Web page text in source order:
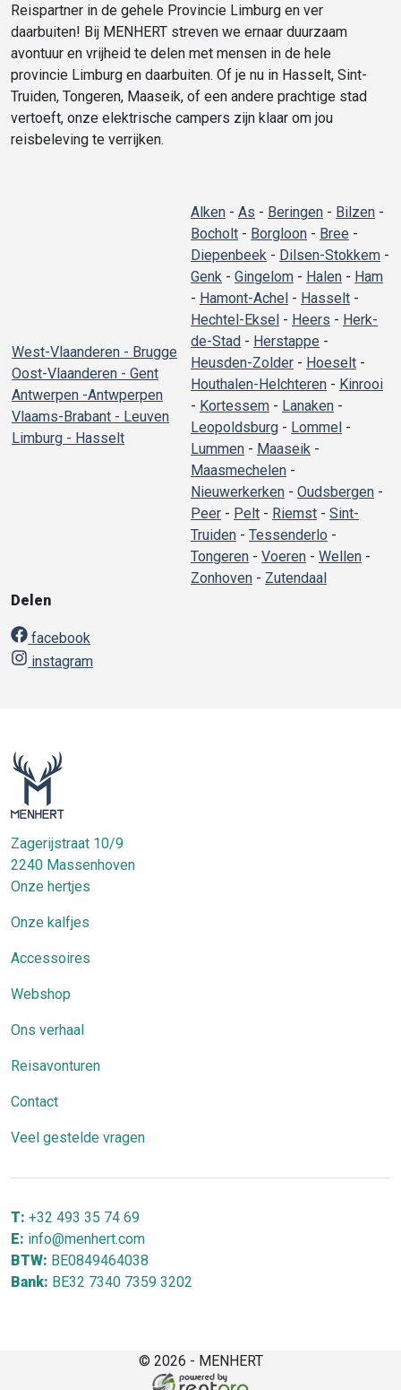
Reispartner in de gehele Provincie Limburg en ver
daarbuiten! Bij MENHERT streven we ernaar duurzaam
avontuur en vrijheid te delen met mensen in de hele
provincie Limburg en daarbuiten. Of je nu in Hasselt, Sint-
Truiden, Tongeren, Maaseik, of een andere prachtige stad
vertoeft, onze elektrische campers zijn klaar om jou
reisbeleving te verrijken.
West-Vlaanderen - Brugge
Oost-Vlaanderen - Gent
Antwerpen -Antwperpen
Vlaams-Brabant - Leuven
Limburg - Hasselt
Alken - As - Beringen - Bilzen -
Bocholt - Borgloon - Bree -
Diepenbeek - Dilsen-Stokkem -
Genk - Gingelom - Halen - Ham
- Hamont-Achel - Hasselt -
Hechtel-Eksel - Heers - Herk-
de-Stad - Herstappe -
Heusden-Zolder - Hoeselt -
Houthalen-Helchteren - Kinrooi
- Kortessem - Lanaken -
Leopoldsburg - Lommel -
Lummen - Maaseik -
Maasmechelen -
Nieuwerkerken - Oudsbergen -
Peer - Pelt - Riemst - Sint-
Truiden - Tessenderlo -
Tongeren - Voeren - Wellen -
Zonhoven - Zutendaal
Delen
facebook
instagram
Zagerijstraat 10/9
2240 Massenhoven
Onze hertjes
Onze kalfjes
Accessoires
Webshop
Ons verhaal
Reisavonturen
Contact
Veel gestelde vragen
T: +32 493 35 74 69
E: info@menhert.com
BTW: BE0849464038
Bank: BE32 7340 7359 3202
© 2026 - MENHERT